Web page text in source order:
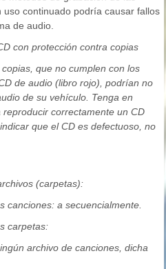
continuado podría causar fallos
de audio.
con protección contra copias
que no cumplen con los
de audio (libro rojo), podrían no
de su vehículo. Tenga en
correctamente un CD
que el CD es defectuoso, no
(carpetas):
canciones: a secuencialmente.
carpetas:
archivo de canciones, dicha